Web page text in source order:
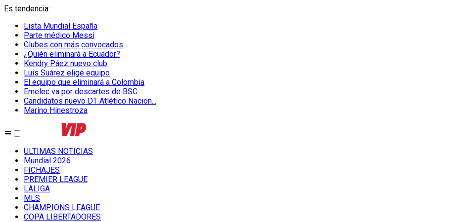
Es tendencia:
Lista Mundial España
Parte médico Messi
Clubes con más convocados
¿Quién eliminará a Ecuador?
Kendry Páez nuevo club
Luis Suárez elige equipo
El equipo que eliminará a Colombia
Emelec va por descartes de BSC
Candidatos nuevo DT Atlético Nacion...
Marino Hinestroza
ULTIMAS NOTICIAS
Mundial 2026
FICHAJES
PREMIER LEAGUE
LALIGA
MLS
CHAMPIONS LEAGUE
COPA LIBERTADORES